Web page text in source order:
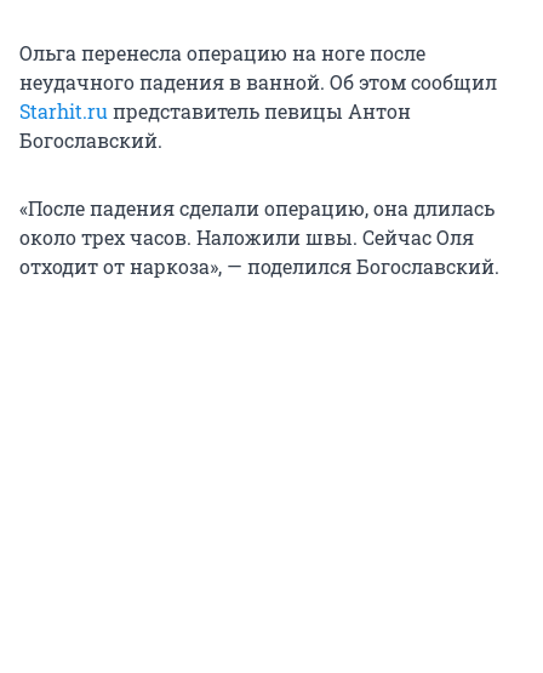
Ольга перенесла операцию на ноге после
неудачного падения в ванной. Об этом сообщил
Starhit.ruпредставитель певицы Антон
Богославский.
«После падения сделали операцию, она длилась
около трех часов. Наложили швы. Сейчас Оля
отходит от наркоза», — поделился Богославский.